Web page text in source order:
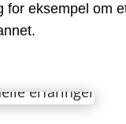
for eksempel om